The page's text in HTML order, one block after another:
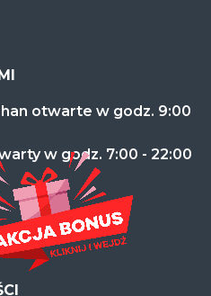
otwarte w godz. 9:00
w godz. 7:00 - 22:00